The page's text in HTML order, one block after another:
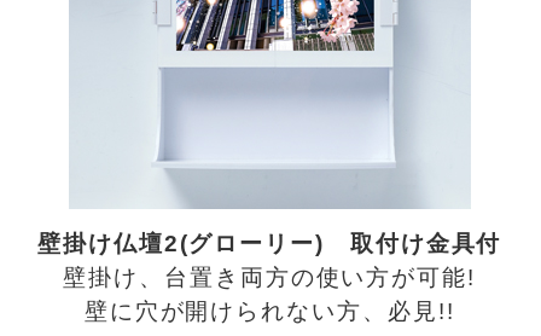
壁掛け仏壇2(グローリー) 取付け金具付
壁掛け、台置き両方の使い方が可能!
壁に穴が開けられない方、必見!!